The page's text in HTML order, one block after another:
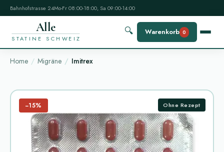
Bahnhofstrasse 24Mo-Fr 08:00-18:00, Sa 09:00-14:00
Alle
STATINE SCHWEIZ
🔍 Warenkorb 0
Home Migräne Imitrex
−15% Ohne Rezept